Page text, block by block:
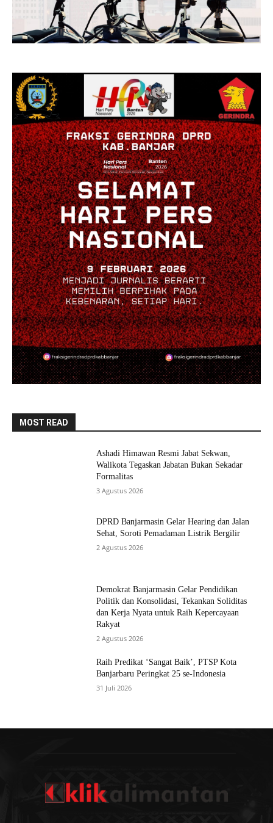
MOST READ
Ashadi Himawan Resmi Jabat Sekwan,
Walikota Tegaskan Jabatan Bukan Sekadar
Formalitas
3 Agustus 2026
DPRD Banjarmasin Gelar Hearing dan Jalan
Sehat, Soroti Pemadaman Listrik Bergilir
2 Agustus 2026
Demokrat Banjarmasin Gelar Pendidikan
Politik dan Konsolidasi, Tekankan Soliditas
dan Kerja Nyata untuk Raih Kepercayaan
Rakyat
2 Agustus 2026
Raih Predikat ‘Sangat Baik’, PTSP Kota
Banjarbaru Peringkat 25 se-Indonesia
31 Juli 2026